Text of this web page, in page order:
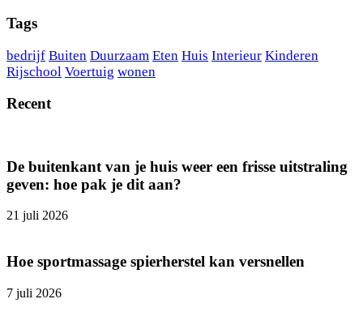
Tags
bedrijf Buiten Duurzaam Eten Huis Interieur Kinderen
Rijschool Voertuig wonen
Recent
De buitenkant van je huis weer een frisse uitstraling
geven: hoe pak je dit aan?
21 juli 2026
Hoe sportmassage spierherstel kan versnellen
7 juli 2026